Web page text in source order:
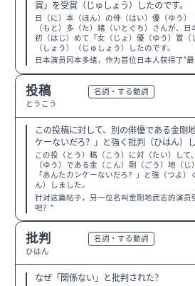
賞」を受賞（じゅしょう）したのです。
日（に）本（ほん）の俳（はい）優（ゆう）
（もと）多（た）緒（いとぐち）さんが、
初（はじ）めて「女（じょ）優（ゆう）賞（
（しょう）（じゅしょう）したのです。
日本演员冈本多绪，作为首位日本人获得了“最
投稿
とうこう
名詞・する動詞
この投稿に対して、別の俳優である金剛
ケーないだろ？」と強く批判（ひはん）し
この投（とう）稿（こう）に対（たい）して
（ゆう）である金（こん）剛（ごう）地（
「あんたカンケーないだろ？」と強（つよ
ん）しました。
针对这篇帖子，另一位名叫金刚地武志的演员
吧？”
批判
ひはん
名詞・する動詞
なぜ「関係ない」と批判された？